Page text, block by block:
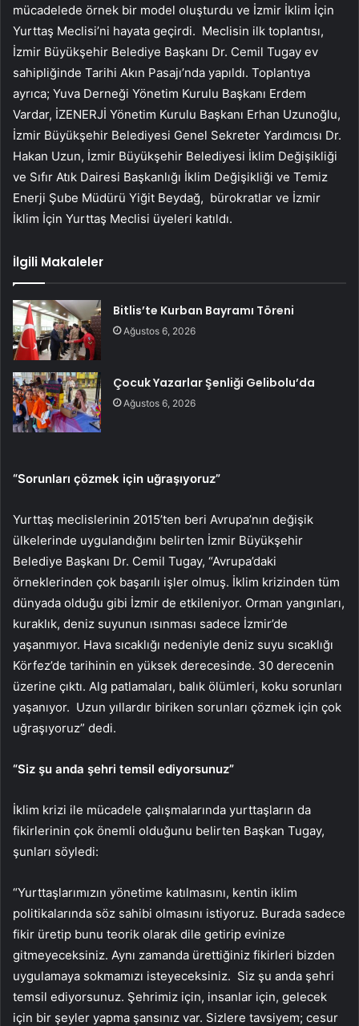
mücadelede örnek bir model oluşturdu ve İzmir İklim İçin
Yurttaş Meclisi’ni hayata geçirdi. Meclisin ilk toplantısı,
İzmir Büyükşehir Belediye Başkanı Dr. Cemil Tugay ev
sahipliğinde Tarihi Akın Pasajı’nda yapıldı. Toplantıya
ayrıca; Yuva Derneği Yönetim Kurulu Başkanı Erdem
Vardar, İZENERJİ Yönetim Kurulu Başkanı Erhan Uzunoğlu,
İzmir Büyükşehir Belediyesi Genel Sekreter Yardımcısı Dr.
Hakan Uzun, İzmir Büyükşehir Belediyesi İklim Değişikliği
ve Sıfır Atık Dairesi Başkanlığı İklim Değişikliği ve Temiz
Enerji Şube Müdürü Yiğit Beydağ, bürokratlar ve İzmir
İklim İçin Yurttaş Meclisi üyeleri katıldı.
İlgili Makaleler
Bitlis’te Kurban Bayramı Töreni
Ağustos 6, 2026
Çocuk Yazarlar Şenliği Gelibolu’da
Ağustos 6, 2026
“Sorunları çözmek için uğraşıyoruz”
Yurttaş meclislerinin 2015’ten beri Avrupa’nın değişik
ülkelerinde uygulandığını belirten İzmir Büyükşehir
Belediye Başkanı Dr. Cemil Tugay, “Avrupa’daki
örneklerinden çok başarılı işler olmuş. İklim krizinden tüm
dünyada olduğu gibi İzmir de etkileniyor. Orman yangınları,
kuraklık, deniz suyunun ısınması sadece İzmir’de
yaşanmıyor. Hava sıcaklığı nedeniyle deniz suyu sıcaklığı
Körfez’de tarihinin en yüksek derecesinde. 30 derecenin
üzerine çıktı. Alg patlamaları, balık ölümleri, koku sorunları
yaşanıyor. Uzun yıllardır biriken sorunları çözmek için çok
uğraşıyoruz” dedi.
“Siz şu anda şehri temsil ediyorsunuz”
İklim krizi ile mücadele çalışmalarında yurttaşların da
fikirlerinin çok önemli olduğunu belirten Başkan Tugay,
şunları söyledi:
“Yurttaşlarımızın yönetime katılmasını, kentin iklim
politikalarında söz sahibi olmasını istiyoruz. Burada sadece
fikir üretip bunu teorik olarak dile getirip evinize
gitmeyeceksiniz. Aynı zamanda ürettiğiniz fikirleri bizden
uygulamaya sokmamızı isteyeceksiniz. Siz şu anda şehri
temsil ediyorsunuz. Şehrimiz için, insanlar için, gelecek
için bir şeyler yapma şansınız var. Sizlere tavsiyem; cesur